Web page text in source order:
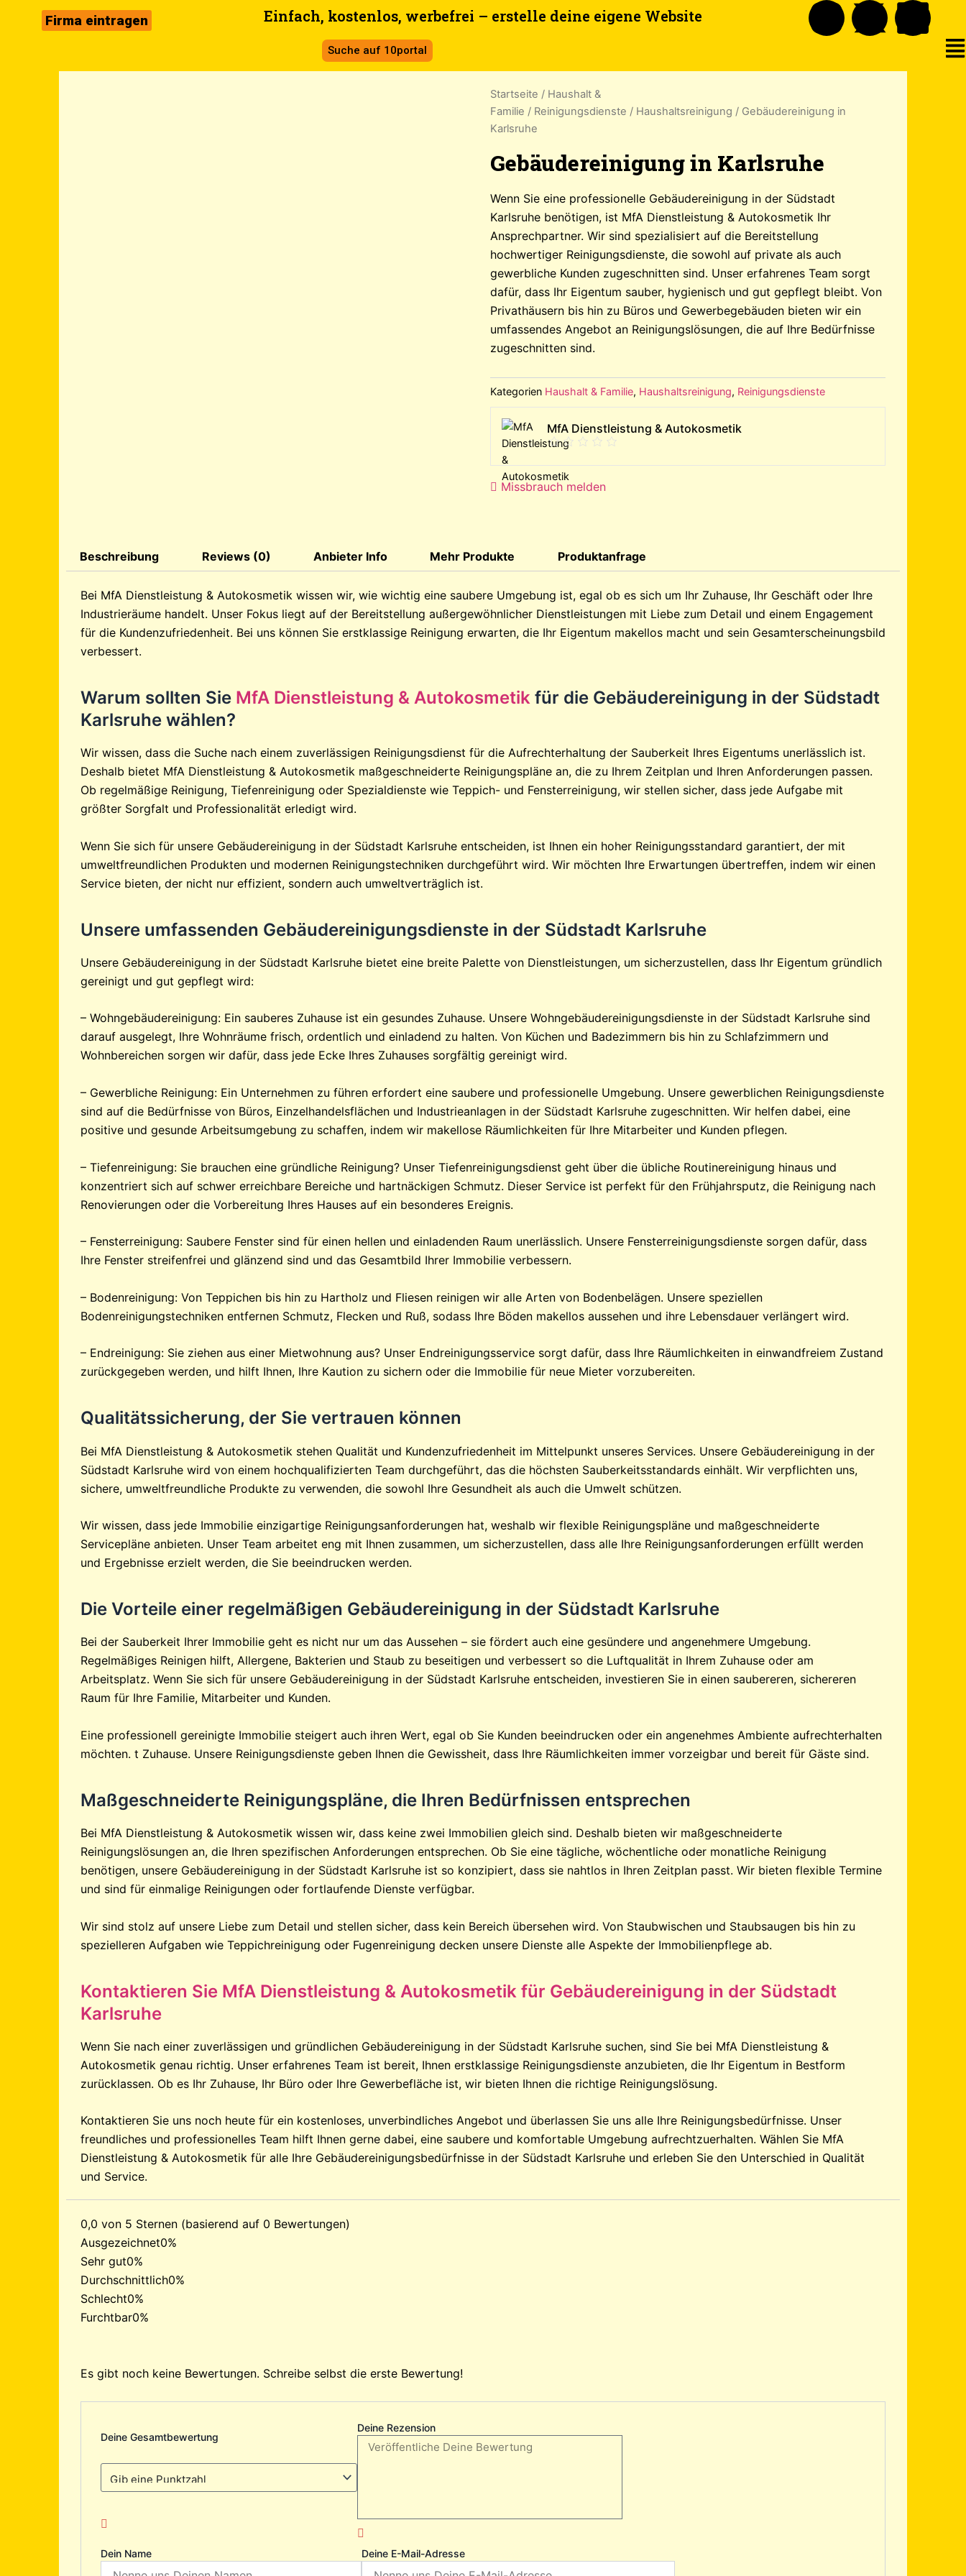
Firma eintragen Einfach, kostenlos, werbefrei – erstelle deine eigene Website
t
g
r
a
m
X
e
r
L
Suche auf 10portal
Beschreibung Reviews (0) Anbieter Info Mehr Produkte Produktanfrage
Bei MfA Dienstleistung & Autokosmetik wissen wir, wie wichtig eine saubere Umgebung ist, egal ob es sich um Ihr Zuhause, Ihr Geschäft oder Ihre
Industrieräume handelt. Unser Fokus liegt auf der Bereitstellung außergewöhnlicher Dienstleistungen mit Liebe zum Detail und einem Engagement
für die Kundenzufriedenheit. Bei uns können Sie erstklassige Reinigung erwarten, die Ihr Eigentum makellos macht und sein Gesamterscheinungsbild
verbessert.
Warum sollten Sie MfA Dienstleistung & Autokosmetik für die Gebäudereinigung in der Südstadt
Karlsruhe wählen?
Wir wissen, dass die Suche nach einem zuverlässigen Reinigungsdienst für die Aufrechterhaltung der Sauberkeit Ihres Eigentums unerlässlich ist.
Deshalb bietet MfA Dienstleistung & Autokosmetik maßgeschneiderte Reinigungspläne an, die zu Ihrem Zeitplan und Ihren Anforderungen passen.
Ob regelmäßige Reinigung, Tiefenreinigung oder Spezialdienste wie Teppich- und Fensterreinigung, wir stellen sicher, dass jede Aufgabe mit
größter Sorgfalt und Professionalität erledigt wird.
Wenn Sie sich für unsere Gebäudereinigung in der Südstadt Karlsruhe entscheiden, ist Ihnen ein hoher Reinigungsstandard garantiert, der mit
umweltfreundlichen Produkten und modernen Reinigungstechniken durchgeführt wird. Wir möchten Ihre Erwartungen übertreffen, indem wir einen
Service bieten, der nicht nur effizient, sondern auch umweltverträglich ist.
Unsere umfassenden Gebäudereinigungsdienste in der Südstadt Karlsruhe
Unsere Gebäudereinigung in der Südstadt Karlsruhe bietet eine breite Palette von Dienstleistungen, um sicherzustellen, dass Ihr Eigentum gründlich
gereinigt und gut gepflegt wird:
– Wohngebäudereinigung: Ein sauberes Zuhause ist ein gesundes Zuhause. Unsere Wohngebäudereinigungsdienste in der Südstadt Karlsruhe sind
darauf ausgelegt, Ihre Wohnräume frisch, ordentlich und einladend zu halten. Von Küchen und Badezimmern bis hin zu Schlafzimmern und
Wohnbereichen sorgen wir dafür, dass jede Ecke Ihres Zuhauses sorgfältig gereinigt wird.
– Gewerbliche Reinigung: Ein Unternehmen zu führen erfordert eine saubere und professionelle Umgebung. Unsere gewerblichen Reinigungsdienste
sind auf die Bedürfnisse von Büros, Einzelhandelsflächen und Industrieanlagen in der Südstadt Karlsruhe zugeschnitten. Wir helfen dabei, eine
positive und gesunde Arbeitsumgebung zu schaffen, indem wir makellose Räumlichkeiten für Ihre Mitarbeiter und Kunden pflegen.
– Tiefenreinigung: Sie brauchen eine gründliche Reinigung? Unser Tiefenreinigungsdienst geht über die übliche Routinereinigung hinaus und
konzentriert sich auf schwer erreichbare Bereiche und hartnäckigen Schmutz. Dieser Service ist perfekt für den Frühjahrsputz, die Reinigung nach
Renovierungen oder die Vorbereitung Ihres Hauses auf ein besonderes Ereignis.
– Fensterreinigung: Saubere Fenster sind für einen hellen und einladenden Raum unerlässlich. Unsere Fensterreinigungsdienste sorgen dafür, dass
Ihre Fenster streifenfrei und glänzend sind und das Gesamtbild Ihrer Immobilie verbessern.
– Bodenreinigung: Von Teppichen bis hin zu Hartholz und Fliesen reinigen wir alle Arten von Bodenbelägen. Unsere speziellen
Bodenreinigungstechniken entfernen Schmutz, Flecken und Ruß, sodass Ihre Böden makellos aussehen und ihre Lebensdauer verlängert wird.
– Endreinigung: Sie ziehen aus einer Mietwohnung aus? Unser Endreinigungsservice sorgt dafür, dass Ihre Räumlichkeiten in einwandfreiem Zustand
zurückgegeben werden, und hilft Ihnen, Ihre Kaution zu sichern oder die Immobilie für neue Mieter vorzubereiten.
Qualitätssicherung, der Sie vertrauen können
Bei MfA Dienstleistung & Autokosmetik stehen Qualität und Kundenzufriedenheit im Mittelpunkt unseres Services. Unsere Gebäudereinigung in der
Südstadt Karlsruhe wird von einem hochqualifizierten Team durchgeführt, das die höchsten Sauberkeitsstandards einhält. Wir verpflichten uns,
sichere, umweltfreundliche Produkte zu verwenden, die sowohl Ihre Gesundheit als auch die Umwelt schützen.
Wir wissen, dass jede Immobilie einzigartige Reinigungsanforderungen hat, weshalb wir flexible Reinigungspläne und maßgeschneiderte
Servicepläne anbieten. Unser Team arbeitet eng mit Ihnen zusammen, um sicherzustellen, dass alle Ihre Reinigungsanforderungen erfüllt werden
und Ergebnisse erzielt werden, die Sie beeindrucken werden.
Die Vorteile einer regelmäßigen Gebäudereinigung in der Südstadt Karlsruhe
Bei der Sauberkeit Ihrer Immobilie geht es nicht nur um das Aussehen – sie fördert auch eine gesündere und angenehmere Umgebung.
Regelmäßiges Reinigen hilft, Allergene, Bakterien und Staub zu beseitigen und verbessert so die Luftqualität in Ihrem Zuhause oder am
Arbeitsplatz. Wenn Sie sich für unsere Gebäudereinigung in der Südstadt Karlsruhe entscheiden, investieren Sie in einen saubereren, sichereren
Raum für Ihre Familie, Mitarbeiter und Kunden.
Eine professionell gereinigte Immobilie steigert auch ihren Wert, egal ob Sie Kunden beeindrucken oder ein angenehmes Ambiente aufrechterhalten
möchten. t Zuhause. Unsere Reinigungsdienste geben Ihnen die Gewissheit, dass Ihre Räumlichkeiten immer vorzeigbar und bereit für Gäste sind.
Maßgeschneiderte Reinigungspläne, die Ihren Bedürfnissen entsprechen
Bei MfA Dienstleistung & Autokosmetik wissen wir, dass keine zwei Immobilien gleich sind. Deshalb bieten wir maßgeschneiderte
Reinigungslösungen an, die Ihren spezifischen Anforderungen entsprechen. Ob Sie eine tägliche, wöchentliche oder monatliche Reinigung
benötigen, unsere Gebäudereinigung in der Südstadt Karlsruhe ist so konzipiert, dass sie nahtlos in Ihren Zeitplan passt. Wir bieten flexible Termine
und sind für einmalige Reinigungen oder fortlaufende Dienste verfügbar.
Wir sind stolz auf unsere Liebe zum Detail und stellen sicher, dass kein Bereich übersehen wird. Von Staubwischen und Staubsaugen bis hin zu
spezielleren Aufgaben wie Teppichreinigung oder Fugenreinigung decken unsere Dienste alle Aspekte der Immobilienpflege ab.
Kontaktieren Sie MfA Dienstleistung & Autokosmetik für Gebäudereinigung in der Südstadt
Karlsruhe
Wenn Sie nach einer zuverlässigen und gründlichen Gebäudereinigung in der Südstadt Karlsruhe suchen, sind Sie bei MfA Dienstleistung &
Autokosmetik genau richtig. Unser erfahrenes Team ist bereit, Ihnen erstklassige Reinigungsdienste anzubieten, die Ihr Eigentum in Bestform
zurücklassen. Ob es Ihr Zuhause, Ihr Büro oder Ihre Gewerbefläche ist, wir bieten Ihnen die richtige Reinigungslösung.
Kontaktieren Sie uns noch heute für ein kostenloses, unverbindliches Angebot und überlassen Sie uns alle Ihre Reinigungsbedürfnisse. Unser
freundliches und professionelles Team hilft Ihnen gerne dabei, eine saubere und komfortable Umgebung aufrechtzuerhalten. Wählen Sie MfA
Dienstleistung & Autokosmetik für alle Ihre Gebäudereinigungsbedürfnisse in der Südstadt Karlsruhe und erleben Sie den Unterschied in Qualität
und Service.
0,0 von 5 Sternen (basierend auf 0 Bewertungen)
Ausgezeichnet0%
Sehr gut0%
Durchschnittlich0%
Schlecht0%
Furchtbar0%
Es gibt noch keine Bewertungen. Schreibe selbst die erste Bewertung!
Deine Gesamtbewertung
Deine Rezension
Dein Name Deine E-Mail-Adresse
Startseite / Haushalt &
Familie / Reinigungsdienste / Haushaltsreinigung / Gebäudereinigung in
Karlsruhe
Gebäudereinigung in Karlsruhe
Wenn Sie eine professionelle Gebäudereinigung in der Südstadt
Karlsruhe benötigen, ist MfA Dienstleistung & Autokosmetik Ihr
Ansprechpartner. Wir sind spezialisiert auf die Bereitstellung
hochwertiger Reinigungsdienste, die sowohl auf private als auch
gewerbliche Kunden zugeschnitten sind. Unser erfahrenes Team sorgt
dafür, dass Ihr Eigentum sauber, hygienisch und gut gepflegt bleibt. Von
Privathäusern bis hin zu Büros und Gewerbegebäuden bieten wir ein
umfassendes Angebot an Reinigungslösungen, die auf Ihre Bedürfnisse
zugeschnitten sind.
Kategorien Haushalt & Familie, Haushaltsreinigung, Reinigungsdienste
MfA Dienstleistung & Autokosmetik
Missbrauch melden